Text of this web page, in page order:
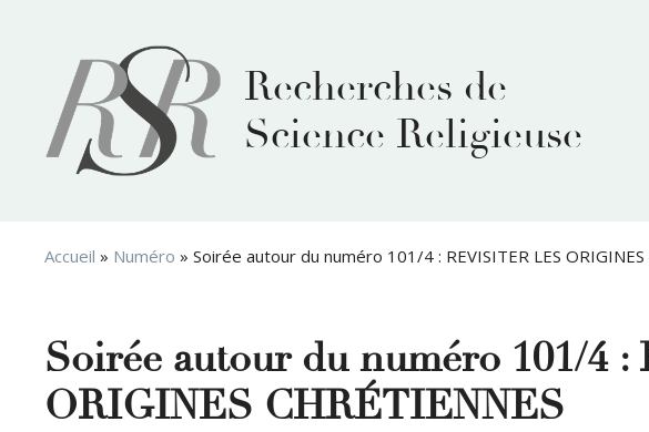
Recherches de
Science Religieuse
Accueil » Numéro » Soirée autour du numéro 101/4 : REVISITER LES ORIGINES
Soirée autour du numéro 101/4
ORIGINES CHRÉTIENNES